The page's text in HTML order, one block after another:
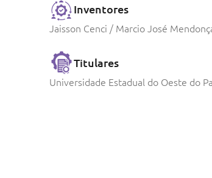
Inventores
Jaisson Cenci / Marcio José
Titulares
Universidade Estadual do Oeste do